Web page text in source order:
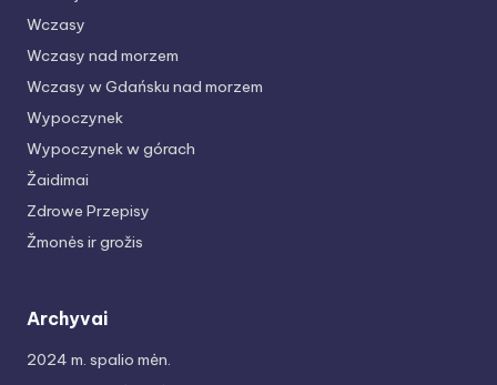
Wczasy
Wczasy nad morzem
Wczasy w Gdańsku nad morzem
Wypoczynek
Wypoczynek w górach
Žaidimai
Zdrowe Przepisy
Žmonės ir grožis
Archyvai
2024 m. spalio mėn.